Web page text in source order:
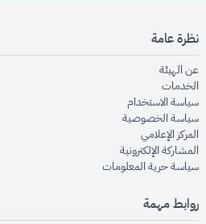
نظرة عامة
عن الهيئةopens in new window
الخدماتopens in new window
سياسة الاستخدام
سياسة الخصوصيةopens in new window
المركز الإعلاميopens in new window
المشاركة الإلكترونيةopens in new window
سياسة حرية المعلوماتopens in new window
روابط مهمة